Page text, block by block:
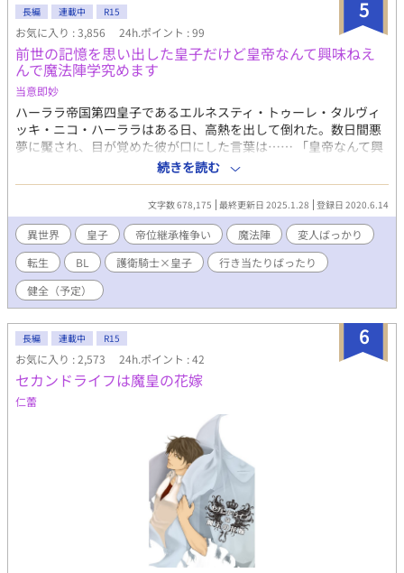
5
長編 連載中 R15
お気に入り : 3,856 24h.ポイント : 99
前世の記憶を思い出した皇子だけど皇帝なんて興味ねえ
んで魔法陣学究めます
当意即妙
ハーララ帝国第四皇子であるエルネスティ・トゥーレ・タルヴィ
ッキ・ニコ・ハーララはある日、高熱を出して倒れた。数日間悪
夢に魘され、目が覚めた彼が口にした言葉は…… 「皇帝なんて興
味ねえ！俺は魔法陣究める！」 天使のような容姿に有るまじき口
調で、これまでの人生を全否定するものだった。 ＊ * ＊ * ＊ * ＊
* ＊ 母親である第二皇妃の傀儡だった皇子が前世を思い出して、
我が道を行くようになるお話。主人公は研究者気質の変人皇子
で、お相手は真面目な専属護衛騎士です。 ○注意◯ ・基本コメデ
ィ時折シリアス。 ・健全なBL（予定）なので、R-15は保険。 ・
最初は恋愛要素が少なめ。 ・主人公を筆頭に登場人物が変人ばっ
かり。 ・本来の役割を見失ったルビ。 ・おおまかな話の構成はし
ているが、基本的に行き当たりばったり。 エロエロだったり切な
家供給しようと突発的に書いたお話です。行き当たりばったりの
展開が作者にもわからないお話ですが、よろしくお願いします。
2020/09/05 内容紹介及びタグを一部修正しました。
続きを読む
文字数 678,175 最終更新日 2025.1.28 登録日 2020.6.14
異世界 皇子 帝位継承権争い 魔法陣
変人ばっかり
転生
BL 護衛騎士×皇子
行き当たりばったり
健全（予定）
6
長編 連載中 R15
お気に入り : 2,573 24h.ポイント : 42
セカンドライフは魔皇の花嫁
仁蕾